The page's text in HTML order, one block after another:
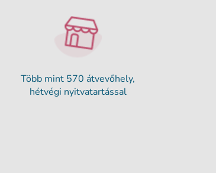
Több mint 570 átvevőhely,
hétvégi nyitvatartással